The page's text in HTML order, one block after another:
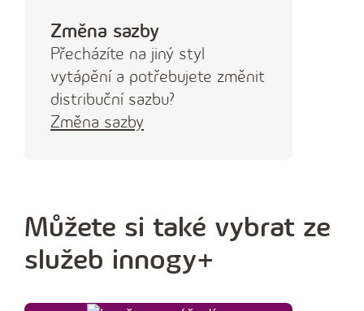
Změna sazby
Přecházíte na jiný styl
vytápění a potřebujete změnit
distribuční sazbu?
Změna sazby
Můžete si také vybrat ze
služeb innogy+